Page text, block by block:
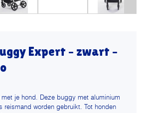
Expert – zwart –
met je hond. Deze buggy met aluminium
reismand worden gebruikt. Tot honden